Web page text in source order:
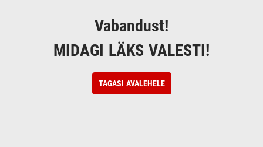
Vabandust!
MIDAGI LÄKS VALESTI!
TAGASI AVALEHELE